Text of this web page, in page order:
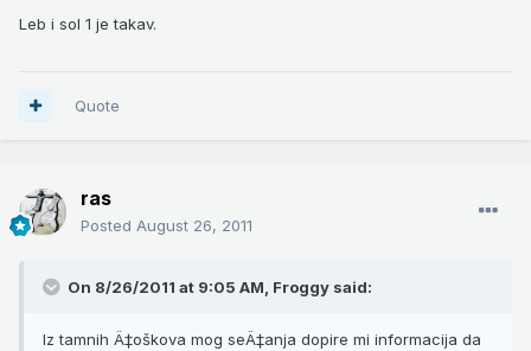
Leb i sol 1 je takav.
Quote
ras
Posted August 26, 2011
On 8/26/2011 at 9:05 AM, Froggy said:
Iz tamnih Ä‡oškova mog seÄ‡anja dopire mi informacija da